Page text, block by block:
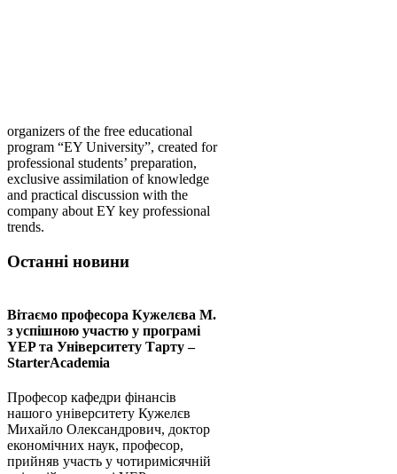
organizers of the free educational
program “EY University”, created for
professional students’ preparation,
exclusive assimilation of knowledge
and practical discussion with the
company about EY key professional
trends.
Останні новини
Вітаємо професора Кужелєва М.
з успішною участю у програмі
YEP та Університету Тарту –
StarterAcademia
Професор кафедри фінансів
нашого університету Кужелєв
Михайло Олександрович, доктор
економічних наук, професор,
прийняв участь у чотиримісячній